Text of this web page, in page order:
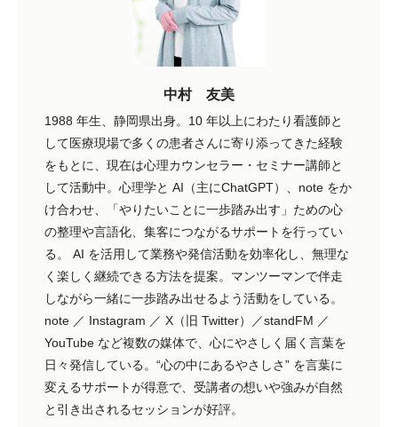
中村 友美
1988 年生、静岡県出身。10 年以上にわたり看護師と
して医療現場で多くの患者さんに寄り添ってきた経験
をもとに、現在は心理カウンセラー・セミナー講師と
して活動中。心理学と AI（主にChatGPT）、note をか
け合わせ、「やりたいことに一歩踏み出す」ための心
の整理や言語化、集客につながるサポートを行ってい
る。 AI を活用して業務や発信活動を効率化し、無理な
く楽しく継続できる方法を提案。マンツーマンで伴走
しながら一緒に一歩踏み出せるよう活動をしている。
note ／ Instagram ／ X（旧 Twitter）／standFM ／
YouTube など複数の媒体で、心にやさしく届く言葉を
日々発信している。“心の中にあるやさしさ” を言葉に
変えるサポートが得意で、受講者の想いや強みが自然
と引き出されるセッションが好評。